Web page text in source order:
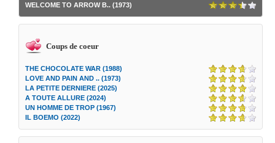
WELCOME TO ARROW B.. (1973)
Coups de coeur
THE CHOCOLATE WAR (1988)
LOVE AND PAIN AND .. (1973)
LA PETITE DERNIERE (2025)
A TOUTE ALLURE (2024)
UN HOMME DE TROP (1967)
IL BOEMO (2022)